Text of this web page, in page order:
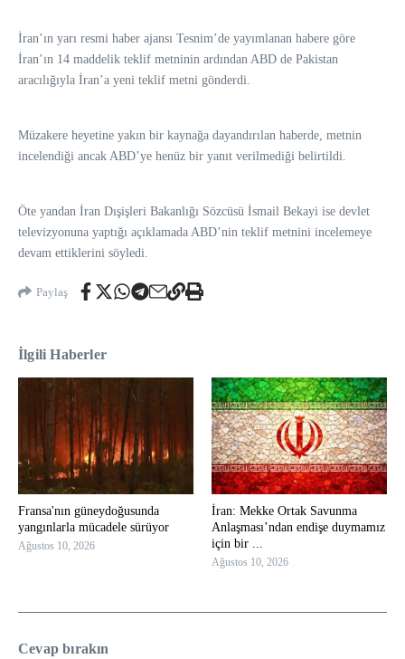
İran’ın yarı resmi haber ajansı Tesnim’de yayımlanan habere göre
İran’ın 14 maddelik teklif metninin ardından ABD de Pakistan
aracılığıyla İran’a yeni teklif metni gönderdi.
Müzakere heyetine yakın bir kaynağa dayandırılan haberde, metnin
incelendiği ancak ABD’ye henüz bir yanıt verilmediği belirtildi.
Öte yandan İran Dışişleri Bakanlığı Sözcüsü İsmail Bekayi ise devlet
televizyonuna yaptığı açıklamada ABD’nin teklif metnini incelemeye
devam ettiklerini söyledi.
Paylaş
İlgili Haberler
Fransa'nın güneydoğusunda
yangınlarla mücadele sürüyor
Ağustos 10, 2026
İran: Mekke Ortak Savunma
Anlaşması’ndan endişe duymamız
için bir ...
Ağustos 10, 2026
Cevap bırakın